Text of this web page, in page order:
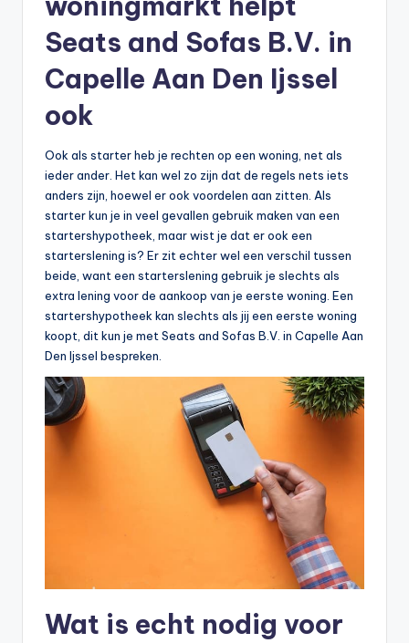
Seats and Sofas B.V. in
Capelle Aan Den Ijssel
ook
Ook als starter heb je rechten op een woning, net als
ieder ander. Het kan wel zo zijn dat de regels nets iets
anders zijn, hoewel er ook voordelen aan zitten. Als
starter kun je in veel gevallen gebruik maken van een
startershypotheek, maar wist je dat er ook een
starterslening is? Er zit echter wel een verschil tussen
beide, want een starterslening gebruik je slechts als
extra lening voor de aankoop van je eerste woning. Een
startershypotheek kan slechts als jij een eerste woning
koopt, dit kun je met Seats and Sofas B.V. in Capelle Aan
Den Ijssel bespreken.
Wat is echt nodig voor